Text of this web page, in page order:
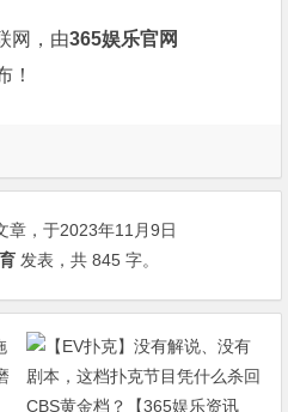
网，由365娱乐官网
！
章，于2023年11月9日
发表，共 845 字。